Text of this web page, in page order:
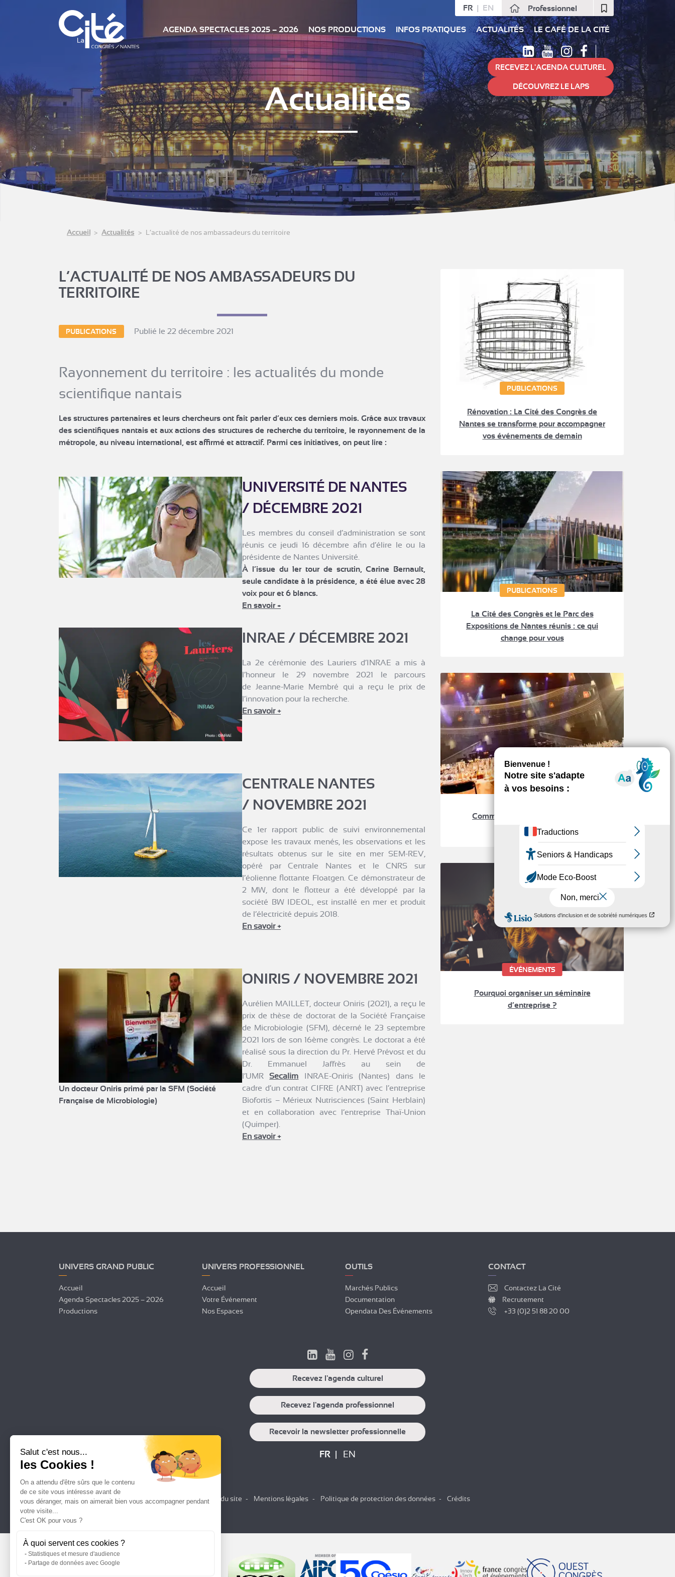
Fermer
AGENDA SPECTACLES 2025 – 2026 NOS PRODUCTIONS INFOS PRATIQUES ACTUALITÉS LE CAFÉ DE LA CITÉ
RECEVEZ L'AGENDA CULTUREL
DÉCOUVREZ LE LAPS
FR EN Professionnel
Actualités
Accueil Actualités L’actualité de nos ambassadeurs du territoire
L’ACTUALITÉ DE NOS AMBASSADEURS DU
TERRITOIRE
PUBLICATIONS Publié le 22 décembre 2021
Rayonnement du territoire : les actualités du monde
scientifique nantais
Les structures partenaires et leurs chercheurs ont fait parler d’eux ces derniers mois. Grâce aux travaux
des scientifiques nantais et aux actions des structures de recherche du territoire, le rayonnement de la
métropole, au niveau international, est affirmé et attractif. Parmi ces initiatives, on peut lire :
UNIVERSITÉ DE NANTES
/ DÉCEMBRE 2021
Les membres du conseil d’administration se sont
réunis ce jeudi 16 décembre afin d’élire le ou la
présidente de Nantes Université.
À l’issue du 1er tour de scrutin, Carine Bernault,
seule candidate à la présidence, a été élue avec 28
voix pour et 6 blancs.
En savoir +
INRAE / DÉCEMBRE 2021
La 2e cérémonie des Lauriers d’INRAE a mis à
l’honneur le 29 novembre 2021 le parcours
de Jeanne-Marie Membré qui a reçu le prix de
l’innovation pour la recherche.
En savoir +
CENTRALE NANTES
/ NOVEMBRE 2021
Ce 1er rapport public de suivi environnemental
expose les travaux menés, les observations et les
résultats obtenus sur le site en mer SEM-REV,
opéré par Centrale Nantes et le CNRS sur
l’éolienne flottante Floatgen. Ce démonstrateur de
2 MW, dont le flotteur a été développé par la
société BW IDEOL, est installé en mer et produit
de l’électricité depuis 2018.
En savoir +
Un docteur Oniris primé par la SFM (Société
Française de Microbiologie)
ONIRIS / NOVEMBRE 2021
Aurélien MAILLET, docteur Oniris (2021), a reçu le
prix de thèse de doctorat de la Société Française
de Microbiologie (SFM), décerné le 23 septembre
2021 lors de son 16ème congrès. Le doctorat a été
réalisé sous la direction du Pr. Hervé Prévost et du
Dr. Emmanuel Jaffrès au sein de
l’UMRSecalim INRAE-Oniris (Nantes) dans le
cadre d’un contrat CIFRE (ANRT) avec l’entreprise
Biofortis – Mérieux Nutrisciences (Saint Herblain)
et en collaboration avec l’entreprise Thaï-Union
(Quimper).
En savoir +
PUBLICATIONS
Rénovation : La Cité des Congrès de
Nantes se transforme pour accompagner
vos événements de demain
PUBLICATIONS
La Cité des Congrès et le Parc des
Expositions de Nantes réunis : ce qui
change pour vous
ÉVÉNEMENTS
Comment organiser un séminaire
d’entreprise ?
ÉVÉNEMENTS
Pourquoi organiser un séminaire
d’entreprise ?
UNIVERS GRAND PUBLIC
Accueil
Agenda Spectacles 2025 – 2026
Productions
UNIVERS PROFESSIONNEL
Accueil
Votre Événement
Nos Espaces
OUTILS
Marchés Publics
Documentation
Opendata Des Événements
CONTACT
Contactez La Cité
Recrutement
+33 (0)2 51 88 20 00
Recevez l'agenda culturel
Recevez l'agenda professionnel
Recevoir la newsletter professionnelle
FR EN
Plan du site Mentions légales Politique de protection des données Crédits
Salut c'est nous...
les Cookies !
On a attendu d'être sûrs que le contenu
de ce site vous intéresse avant de
vous déranger, mais on aimerait bien vous accompagner pendant
votre visite...
C'est OK pour vous ?
À quoi servent ces cookies ?
Statistiques et mesure d'audience
Partage de données avec Google